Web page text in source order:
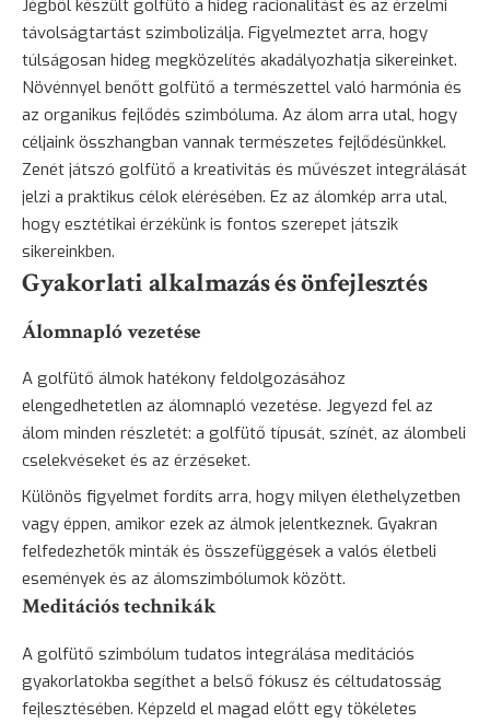
Jégből készült golfütő a hideg racionalitást és az érzelmi
távolságtartást szimbolizálja. Figyelmeztet arra, hogy
túlságosan hideg megközelítés akadályozhatja sikereinket.
Növénnyel benőtt golfütő a természettel való harmónia és
az organikus fejlődés szimbóluma. Az álom arra utal, hogy
céljaink összhangban vannak természetes fejlődésünkkel.
Zenét játszó golfütő a kreativitás és művészet integrálását
jelzi a praktikus célok elérésében. Ez az álomkép arra utal,
hogy esztétikai érzékünk is fontos szerepet játszik
sikereinkben.
Gyakorlati alkalmazás és önfejlesztés
Álomnapló vezetése
A golfütő álmok hatékony feldolgozásához
elengedhetetlen az álomnapló vezetése. Jegyezd fel az
álom minden részletét: a golfütő típusát, színét, az álombeli
cselekvéseket és az érzéseket.
Különös figyelmet fordíts arra, hogy milyen élethelyzetben
vagy éppen, amikor ezek az álmok jelentkeznek. Gyakran
felfedezhetők minták és összefüggések a valós életbeli
események és az álomszimbólumok között.
Meditációs technikák
A golfütő szimbólum tudatos integrálása meditációs
gyakorlatokba segíthet a belső fókusz és céltudatosság
fejlesztésében. Képzeld el magad előtt egy tökéletes